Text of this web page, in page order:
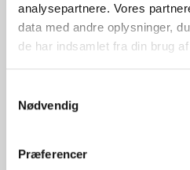
analysepartnere. Vores
data med andre oplysninger,
de har indsamlet fra din brug
Nødvendig
Præferencer
ESG, Omnibus
ansvar i den
ESG omformer hele
revisorerne. Det skaber